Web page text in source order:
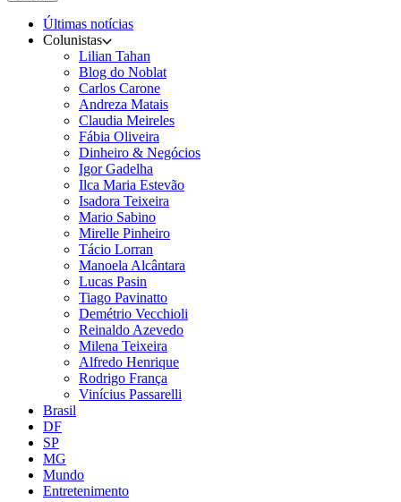
Últimas notícias
Colunistas
Lilian Tahan
Blog do Noblat
Carlos Carone
Andreza Matais
Claudia Meireles
Fábia Oliveira
Dinheiro & Negócios
Igor Gadelha
Ilca Maria Estevão
Isadora Teixeira
Mario Sabino
Mirelle Pinheiro
Tácio Lorran
Manoela Alcântara
Lucas Pasin
Tiago Pavinatto
Demétrio Vecchioli
Reinaldo Azevedo
Milena Teixeira
Alfredo Henrique
Rodrigo França
Vinícius Passarelli
Brasil
DF
SP
MG
Mundo
Entretenimento